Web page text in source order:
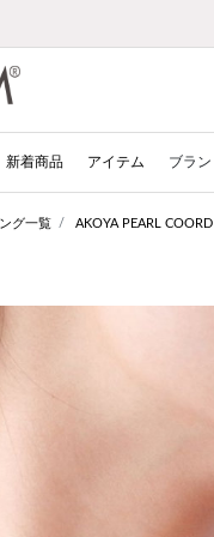
新着商品 アイテム ブラン
グ一覧 AKOYA PEARL